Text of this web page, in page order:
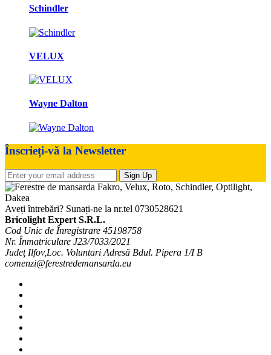
Schindler
VELUX
Wayne Dalton
Înscrieți-vă la Newsletter
Sign Up
Aveți întrebări? Sunați-ne la nr.tel 0730528621
Bricolight Expert S.R.L.
Cod Unic de Înregistrare 45198758
Nr. Înmatriculare J23/7033/2021
Judeţ Ilfov,Loc. Voluntari Adresă Bdul. Pipera 1/I B
comenzi@ferestredemansarda.eu